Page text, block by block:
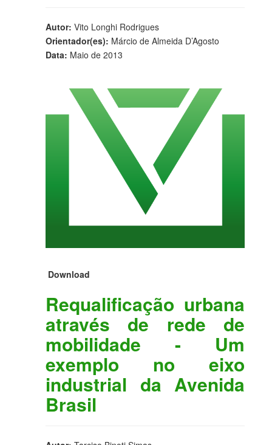
Autor: Vito Longhi Rodrigues
Orientador(es): Márcio de Almeida D’Agosto
Data: Maio de 2013
Download
Requalificação urbana
através de rede de
mobilidade - Um
exemplo no eixo
industrial da Avenida
Brasil